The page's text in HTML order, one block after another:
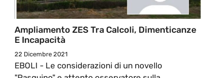
Ampliamento ZES Tra Calcoli, Dimenticanze
E Incapacità
22 Dicembre 2021
EBOLI - Le considerazioni di un novello